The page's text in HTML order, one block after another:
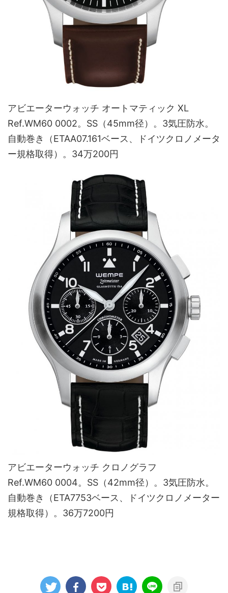
アビエーターウォッチ オートマティック XL
Ref.WM60 0002。SS（45mm径）。3気圧防水。
自動巻き（ETAA07.161ベース、ドイツクロノメータ
ー規格取得）。34万200円
アビエーターウォッチ クロノグラフ
Ref.WM60 0004。SS（42mm径）。3気圧防水。
自動巻き（ETA7753ベース、ドイツクロノメーター
規格取得）。36万7200円